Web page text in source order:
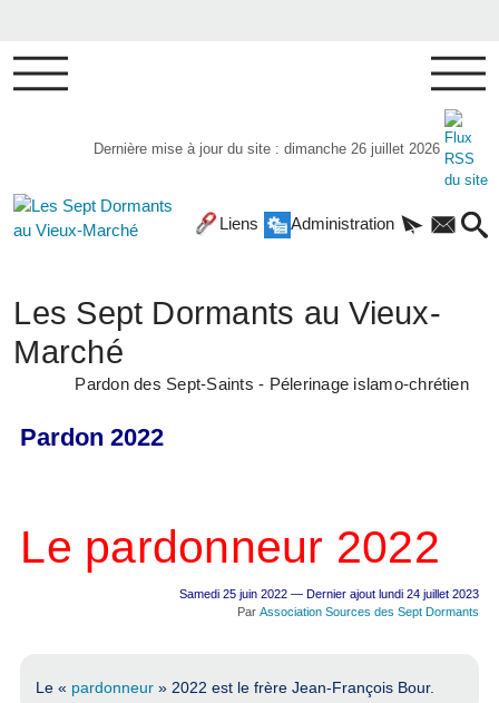
Dernière mise à jour du site : dimanche 26 juillet 2026
Liens Administration
Les Sept Dormants au Vieux-
Marché
Pardon des Sept-Saints - Pélerinage islamo-chrétien
Pardon 2022
Le pardonneur 2022
Samedi 25 juin 2022 — Dernier ajout lundi 24 juillet 2023
Par Association Sources des Sept Dormants
Le « pardonneur» 2022 est le frère Jean-François Bour.